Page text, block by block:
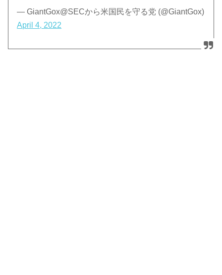
— GiantGox@SECから米国民を守る党 (@GiantGox)
April 4, 2022